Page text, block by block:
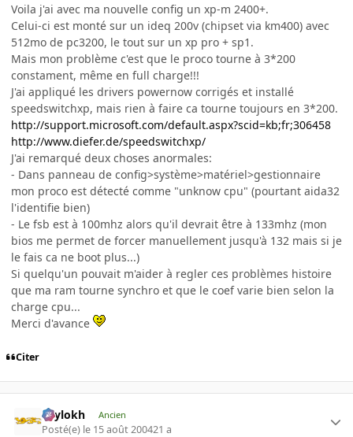
Voila j'ai avec ma nouvelle config un xp-m 2400+.
Celui-ci est monté sur un ideq 200v (chipset via km400) avec
512mo de pc3200, le tout sur un xp pro + sp1.
Mais mon problème c'est que le proco tourne à 3*200
constament, même en full charge!!!
J'ai appliqué les drivers powernow corrigés et installé
speedswitchxp, mais rien à faire ca tourne toujours en 3*200.
http://support.microsoft.com/default.aspx?scid=kb;fr;306458
http://www.diefer.de/speedswitchxp/
J'ai remarqué deux choses anormales:
- Dans panneau de config>système>matériel>gestionnaire
mon proco est détecté comme "unknow cpu" (pourtant aida32
l'identifie bien)
- Le fsb est à 100mhz alors qu'il devrait être à 133mhz (mon
bios me permet de forcer manuellement jusqu'à 132 mais si je
le fais ca ne boot plus...)
Si quelqu'un pouvait m'aider à regler ces problèmes histoire
que ma ram tourne synchro et que le coef varie bien selon la
charge cpu...
Merci d'avance
Citer
Psylokh Ancien
Posté(e) le 15 août 200421 a